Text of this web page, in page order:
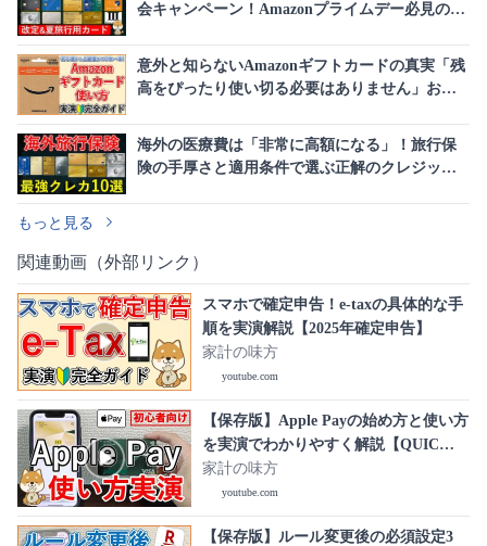
会キャンペーン！Amazonプライムデー必見のカ
意外と知らないAmazonギフトカードの真実「残
高をぴったり使い切る必要はありません」お得
海外の医療費は「非常に高額になる」！旅行保
険の手厚さと適用条件で選ぶ正解のクレジット
もっと見る
関連動画（外部リンク）
スマホで確定申告！e-taxの具体的な手
順を実演解説【2025年確定申告】
家計の味方
youtube.com
【保存版】Apple Payの始め方と使い方
を実演でわかりやすく解説【QUIC
Pay・iD・Suica・クレジットカードタ
ッチ決済】
家計の味方
youtube.com
【保存版】ルール変更後の必須設定3